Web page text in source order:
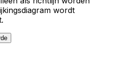
wordt